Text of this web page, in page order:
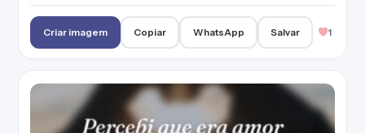
Criar imagem Copiar WhatsApp Salvar 1